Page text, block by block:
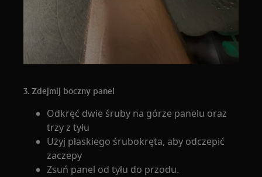
3. Zdejmij boczny panel
Odkręć dwie śruby na górze panelu oraz
trzy z tyłu
Użyj płaskiego śrubokręta, aby odczepić
zaczepy
Zsuń panel od tyłu do przodu.